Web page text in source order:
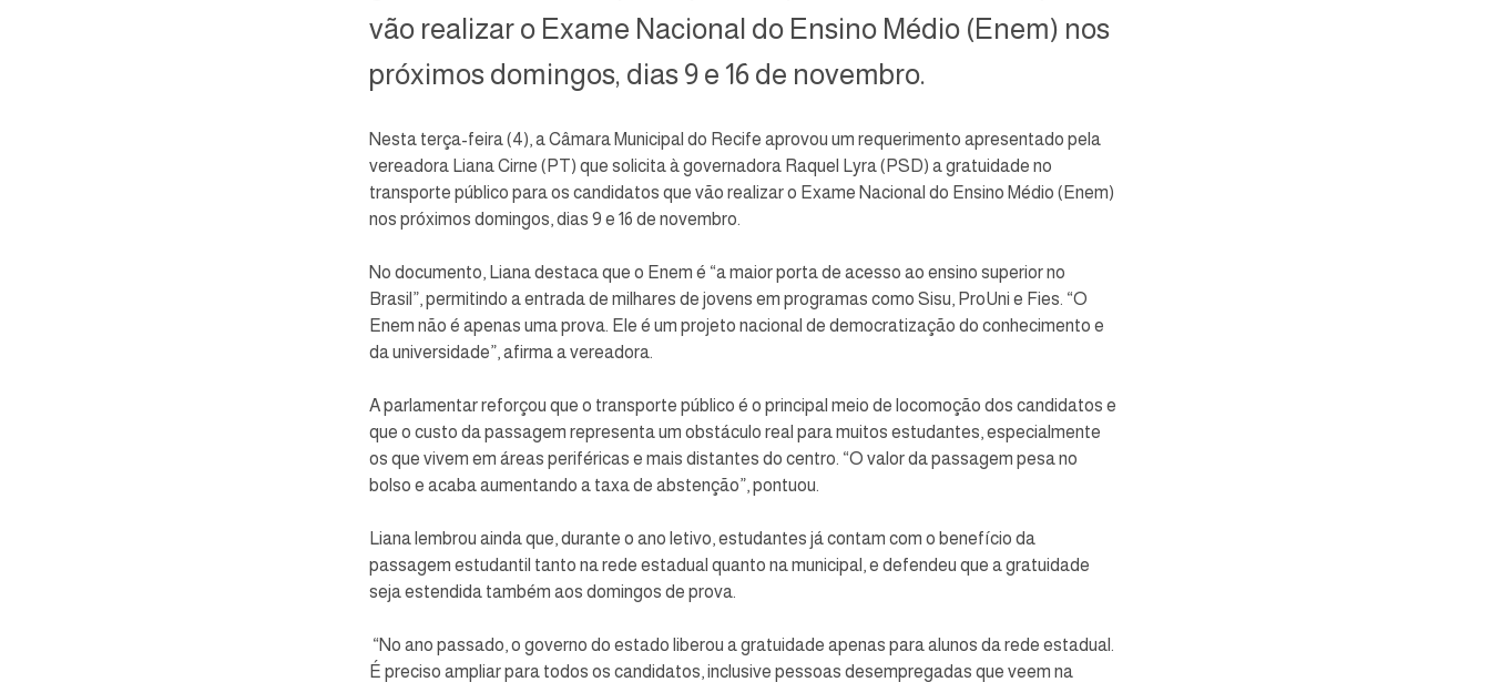
vão realizar o Exame Nacional do Ensino Médio (Enem) nos
próximos domingos, dias 9 e 16 de novembro.
Nesta terça-feira (4), a Câmara Municipal do Recife aprovou um requerimento apresentado pela
vereadora Liana Cirne (PT) que solicita à governadora Raquel Lyra (PSD) a gratuidade no
transporte público para os candidatos que vão realizar o Exame Nacional do Ensino Médio (Enem)
nos próximos domingos, dias 9 e 16 de novembro.
No documento, Liana destaca que o Enem é “a maior porta de acesso ao ensino superior no
Brasil”, permitindo a entrada de milhares de jovens em programas como Sisu, ProUni e Fies. “O
Enem não é apenas uma prova. Ele é um projeto nacional de democratização do conhecimento e
da universidade”, afirma a vereadora.
A parlamentar reforçou que o transporte público é o principal meio de locomoção dos candidatos e
que o custo da passagem representa um obstáculo real para muitos estudantes, especialmente
os que vivem em áreas periféricas e mais distantes do centro. “O valor da passagem pesa no
bolso e acaba aumentando a taxa de abstenção”, pontuou.
Liana lembrou ainda que, durante o ano letivo, estudantes já contam com o benefício da
passagem estudantil tanto na rede estadual quanto na municipal, e defendeu que a gratuidade
seja estendida também aos domingos de prova.
É preciso ampliar para todos os candidatos, inclusive pessoas desempregadas que veem na